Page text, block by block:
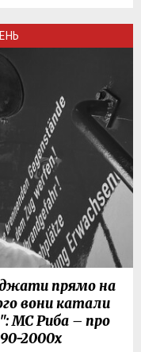
прямо на
вони катали
МС Риба – про
2000х